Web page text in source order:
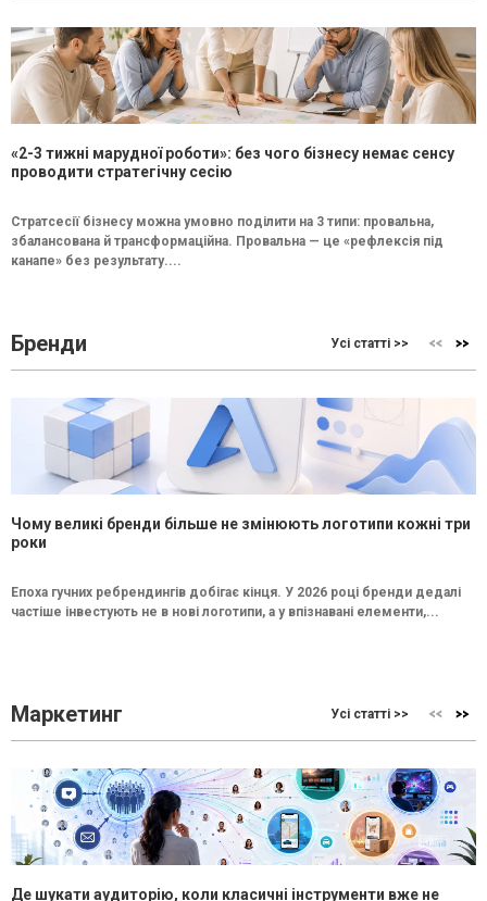
«2-3 тижні марудної роботи»: без чого бізнесу немає сенсу
проводити стратегічну сесію
Стратсесії бізнесу можна умовно поділити на 3 типи: провальна,
збалансована й трансформаційна. Провальна — це «рефлексія під
канапе» без результату....
Бренди Усі статті >>
Чому великі бренди більше не змінюють логотипи кожні три
роки
Епоха гучних ребрендингів добігає кінця. У 2026 році бренди дедалі
частіше інвестують не в нові логотипи, а у впізнавані елементи,...
Маркетинг Усі статті >>
Де шукати аудиторію, коли класичні інструменти вже не